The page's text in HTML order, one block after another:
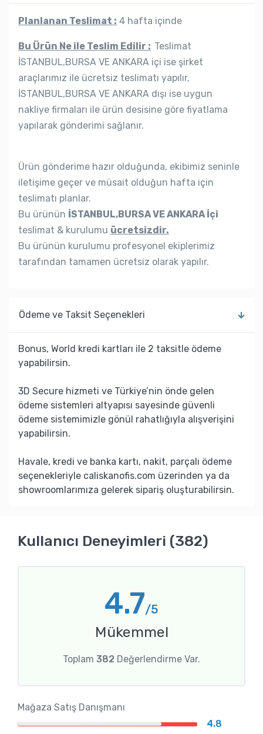
Planlanan Teslimat : 4 hafta içinde
Bu Ürün Ne ile Teslim Edilir : Teslimat
İSTANBUL,BURSA VE ANKARA içi ise şirket
araçlarımız ile ücretsiz teslimatı yapılır,
İSTANBUL,BURSA VE ANKARA dışı ise uygun
nakliye firmaları ile ürün desisine göre fiyatlama
yapılarak gönderimi sağlanır.
Ürün gönderime hazır olduğunda, ekibimiz seninle
iletişime geçer ve müsait olduğun hafta için
teslimatı planlar.
Bu ürünün İSTANBUL,BURSA VE ANKARA İçi
teslimat & kurulumu ücretsizdir.
Bu ürünün kurulumu profesyonel ekiplerimiz
tarafından tamamen ücretsiz olarak yapılır.
Ödeme ve Taksit Seçenekleri
Bonus, World kredi kartları ile 2 taksitle ödeme
yapabilirsin.
3D Secure hizmeti ve Türkiye’nin önde gelen
ödeme sistemleri altyapısı sayesinde güvenli
ödeme sistemimizle gönül rahatlığıyla alışverişini
yapabilirsin.
Havale, kredi ve banka kartı, nakit, parçalı ödeme
seçenekleriyle caliskanofis.com üzerinden ya da
showroomlarımıza gelerek sipariş oluşturabilirsin.
Kullanıcı Deneyimleri (382)
4.7/5
Mükemmel
Toplam 382 Değerlendirme Var.
Mağaza Satış Danışmanı
4.8